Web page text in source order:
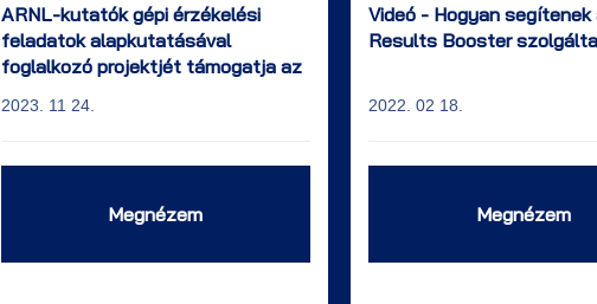
ARNL-kutatók gépi érzékelési
feladatok alapkutatásával
foglalkozó projektjét támogatja az
Kutatási Hivatala
2023. 11 24.
Megnézem
Videó - Hogyan segítenek
Results Booster
2022. 02 18.
Megnézem